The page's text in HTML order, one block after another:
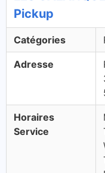
Pickup
Catégories
Adresse
Horaires
Service